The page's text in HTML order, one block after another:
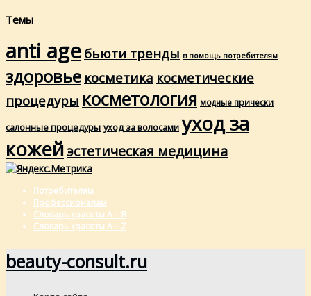
Темы
anti age бьюти тренды в помощь потребителям
здоровье косметика косметические
процедуры косметология модные прически
салонные процедуры уход за волосами уход за
кожейэстетическая медицина
Потребителям
Профессионалам
Словарь красоты А – Я
Словарь красоты A – Z
beauty-consult.ru